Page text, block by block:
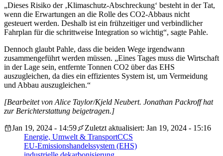
„Dieses Risiko der ‚Klimaschutz-Abschreckung‘ besteht in der Tat,
wenn die Erwartungen an die Rolle des CO2-Abbaus nicht
gesteuert werden. Deshalb ist ein frühzeitiger und verbindlicher
Fahrplan für die schrittweise Integration so wichtig“, sagte Pahle.
Dennoch glaubt Pahle, dass die beiden Wege irgendwann
zusammengeführt werden müssen. „Eines Tages muss die Wirtschaft
in der Lage sein, entfernte Tonnen CO2 über das EHS
auszugleichen, da dies ein effizientes System ist, um Vermeidung
und Abbau auszugleichen.“
[Bearbeitet von Alice Taylor/Kjeld Neubert. Jonathan Packroff hat
zur Berichterstattung beigetragen.]
Jan 19, 2024 - 14:59
Zuletzt aktualisiert: Jan 19, 2024 - 15:16
Energie, Umwelt & TransportCCS
EU-Emissionshandelssystem (EHS)